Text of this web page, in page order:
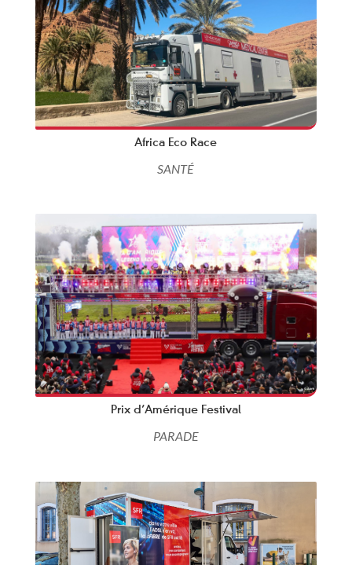
Africa Eco Race
SANTÉ
Prix d’Amérique Festival
PARADE